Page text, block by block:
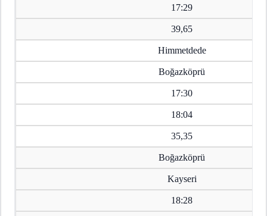
17:29
39,65
Himmetdede
Boğazköprü
17:30
18:04
35,35
Boğazköprü
Kayseri
18:28